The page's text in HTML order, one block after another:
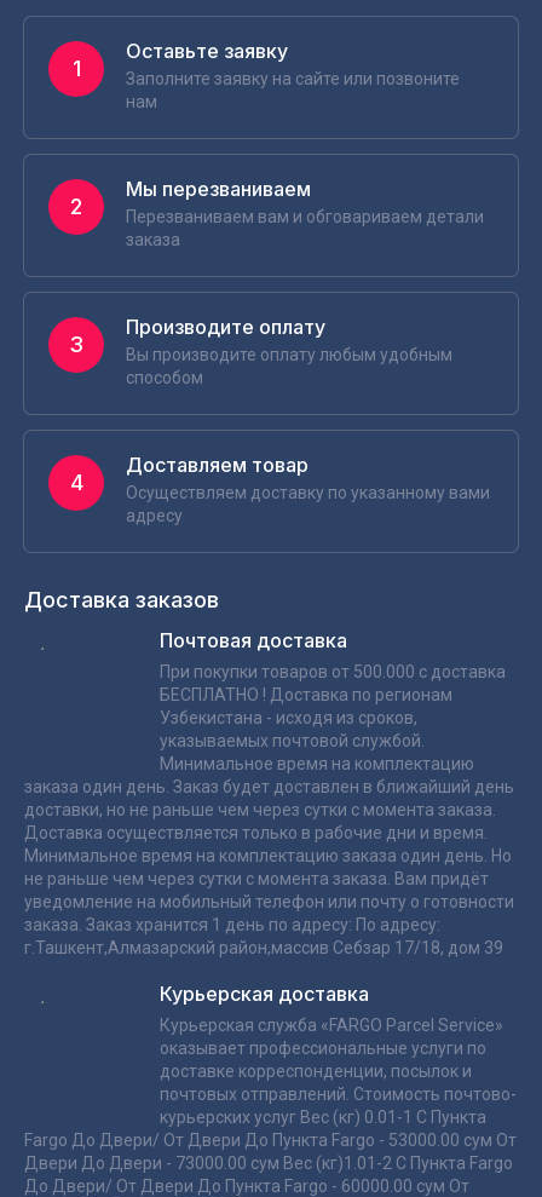
1
Оставьте заявку
Заполните заявку на сайте или позвоните
нам
2
Мы перезваниваем
Перезваниваем вам и обговариваем детали
заказа
3
Производите оплату
Вы производите оплату любым удобным
способом
4
Доставляем товар
Осуществляем доставку по указанному вами
адресу
Доставка заказов
Почтовая доставка
При покупки товаров от 500.000 с доставка
БЕСПЛАТНО ! Доставка по регионам
Узбекистана - исходя из сроков,
указываемых почтовой службой.
Минимальное время на комплектацию
заказа один день. Заказ будет доставлен в ближайший день
доставки, но не раньше чем через сутки с момента заказа.
Доставка осуществляется только в рабочие дни и время.
Минимальное время на комплектацию заказа один день. Но
не раньше чем через сутки с момента заказа. Вам придёт
уведомление на мобильный телефон или почту о готовности
заказа. Заказ хранится 1 день по адресу: По адресу:
г.Ташкент,Алмазарский район,массив Себзар 17/18, дом 39
Курьерская доставка
Курьерская служба «FARGO Parcel Service»
оказывает профессиональные услуги по
доставке корреспонденции, посылок и
почтовых отправлений. Стоимость почтово-
курьерских услуг Вес (кг) 0.01-1 С Пункта
Fargo До Двери/ От Двери До Пункта Fargo - 53000.00 сум От
Двери До Двери - 73000.00 сум Вес (кг)1.01-2 С Пункта Fargo
До Двери/ От Двери До Пункта Fargo - 60000.00 сум От